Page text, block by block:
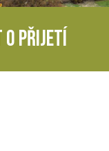
PŘIJETÍ